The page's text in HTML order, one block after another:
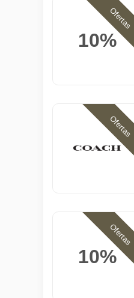
10%
Ofertas
Ofertas
10%
Ofertas